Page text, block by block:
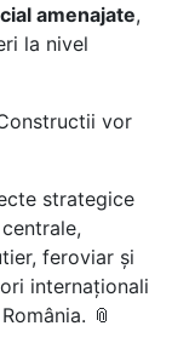
amenajate,
la nivel
vor
strategice
feroviar și
internaționali
📎